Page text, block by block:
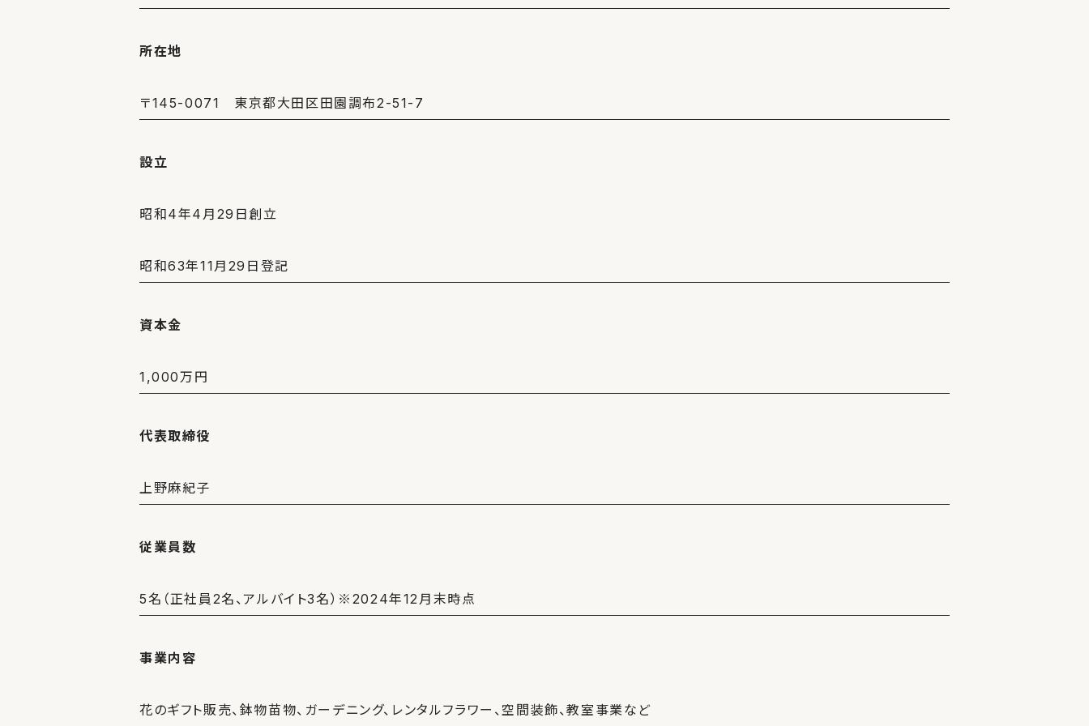
所在地
〒145-0071 東京都大田区田園調布2-51-7
設立
昭和4年4月29日創立
昭和63年11月29日登記
資本金
1,000万円
代表取締役
上野麻紀子
従業員数
5名（正社員2名、アルバイト3名）※2024年12月末時点
事業内容
花のギフト販売、鉢物苗物、ガーデニング、レンタルフラワー、空間装飾、教室事業など